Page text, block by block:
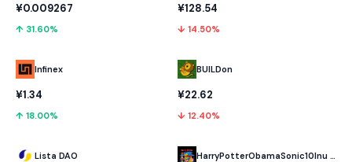
¥0.009267
↑ 31.60%
Infinex
¥1.34
↑ 18.00%
Lista DAO
¥128.54
↓ 14.50%
BUILDon
¥22.62
↓ 12.40%
HarryPotterObamaSonic10Inu (ETH)